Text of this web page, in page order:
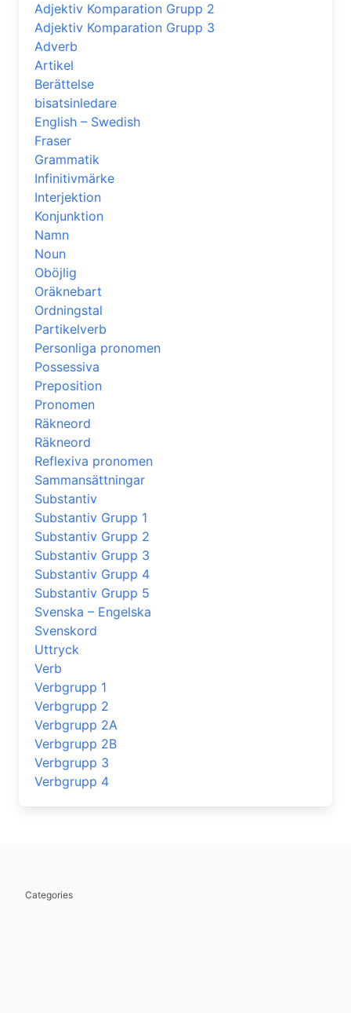
Adjektiv Komparation Grupp 2
Adjektiv Komparation Grupp 3
Adverb
Artikel
Berättelse
bisatsinledare
English – Swedish
Fraser
Grammatik
Infinitivmärke
Interjektion
Konjunktion
Namn
Noun
Oböjlig
Oräknebart
Ordningstal
Partikelverb
Personliga pronomen
Possessiva
Preposition
Pronomen
Räkneord
Räkneord
Reflexiva pronomen
Sammansättningar
Substantiv
Substantiv Grupp 1
Substantiv Grupp 2
Substantiv Grupp 3
Substantiv Grupp 4
Substantiv Grupp 5
Svenska – Engelska
Svenskord
Uttryck
Verb
Verbgrupp 1
Verbgrupp 2
Verbgrupp 2A
Verbgrupp 2B
Verbgrupp 3
Verbgrupp 4
Categories